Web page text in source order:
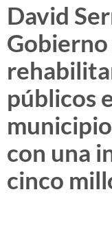
David
Gobierno
públicos
con una
cinco